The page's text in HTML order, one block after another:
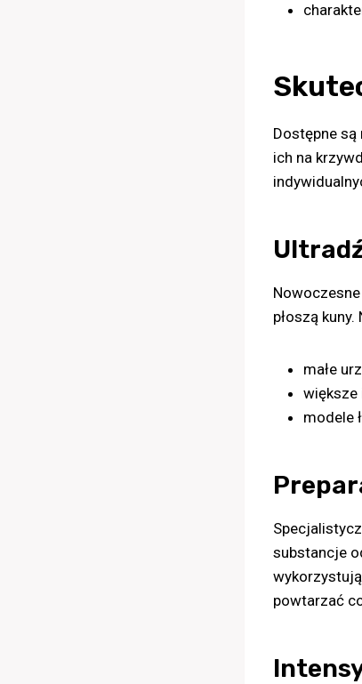
Dostępne
ich na
płoszą
małe
większe
modele
substancje
powtarzać